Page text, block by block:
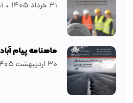
۳۱ خرداد ۱۴۰۵ ۱دقیقه خواندن
ماهنامه پیام
۳۰ اردیبهشت ۱۴۰۵